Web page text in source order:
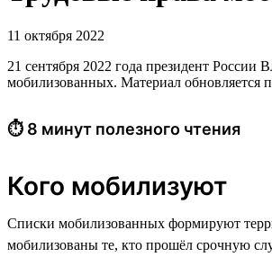
11 октября 2022
21 сентября 2022 года президент
мобилизованных. Материал обновляется
⏱ 8 минут полезного чтения
Кого мобилизуют
Списки мобилизованных формируют
мобилизованы те, кто прошёл срочную